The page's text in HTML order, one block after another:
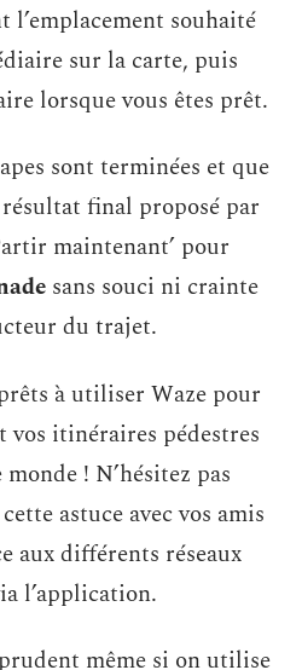
l’emplacement souhaité
sur la carte, puis
lorsque vous êtes prêt.
sont terminées et que
final proposé par
maintenant’ pour
sans souci ni crainte
du trajet.
à utiliser Waze pour
itinéraires pédestres
! N’hésitez pas
astuce avec vos amis
aux différents réseaux
l’application.
même si on utilise